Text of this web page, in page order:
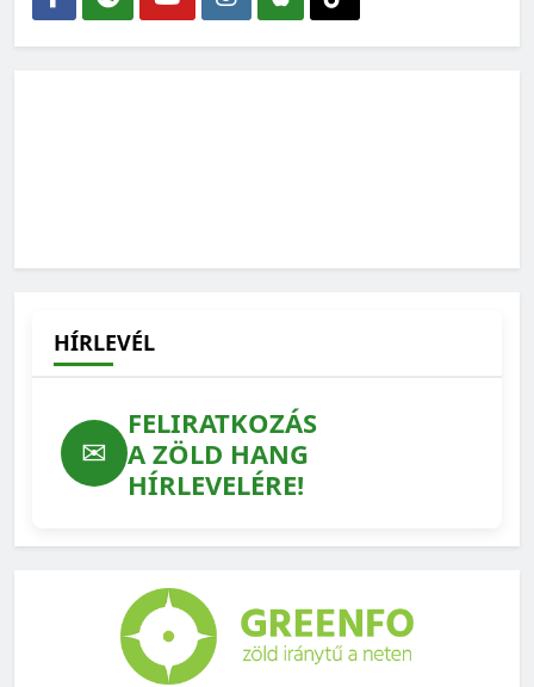
HÍRLEVÉL
✉
FELIRATKOZÁS
A ZÖLD HANG
HÍRLEVELÉRE!